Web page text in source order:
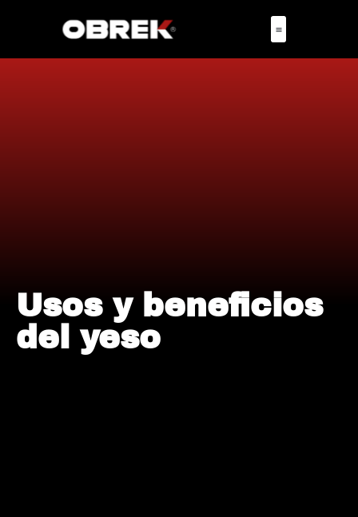
Usos y beneficios
del yeso